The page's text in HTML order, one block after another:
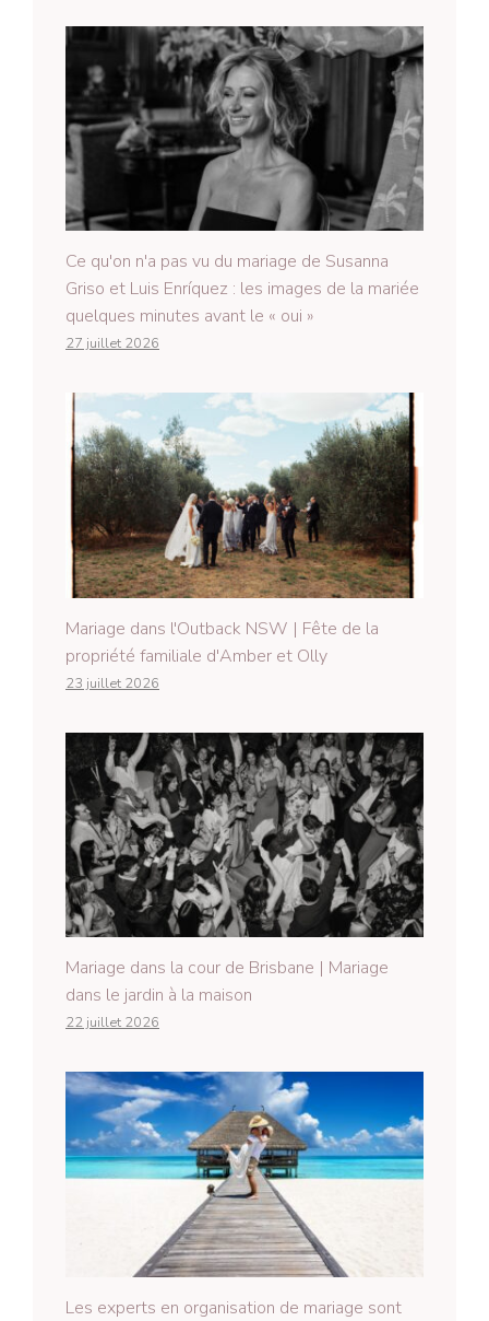
Ce qu'on n'a pas vu du mariage de Susanna
Griso et Luis Enríquez : les images de la mariée
quelques minutes avant le « oui »
27 juillet 2026
Mariage dans l'Outback NSW | Fête de la
propriété familiale d'Amber et Olly
23 juillet 2026
Mariage dans la cour de Brisbane | Mariage
dans le jardin à la maison
22 juillet 2026
Les experts en organisation de mariage sont